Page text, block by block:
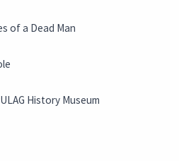
of a Dead Man
History Museum